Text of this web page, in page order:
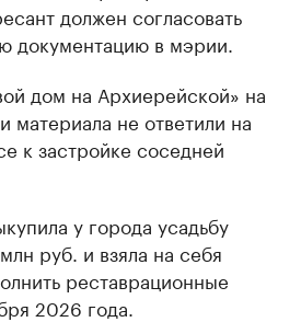
должен согласовать
документацию в мэрии.
дом на Архиерейской» на
материала не ответили на
к застройке соседней
у города усадьбу
руб. и взяла на себя
реставрационные
2026 года.